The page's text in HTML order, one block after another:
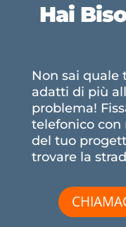
Hai
Non sai quale
adatti di più
problema!
telefonico con
del tuo
trovare la